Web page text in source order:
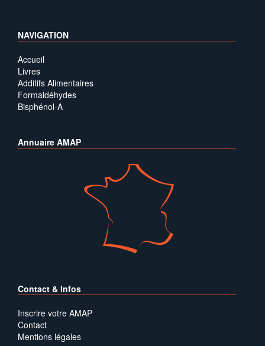
NAVIGATION
Accueil
Livres
Additifs Alimentaires
Formaldéhydes
Bisphénol-A
Annuaire AMAP
Contact & Infos
Inscrire votre AMAP
Contact
Mentions légales